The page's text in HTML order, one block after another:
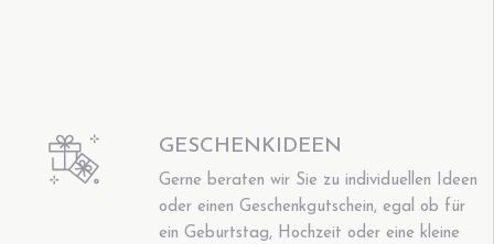
GESCHENKIDEEN
Gerne beraten wir Sie zu individuellen Ideen
oder einen Geschenkgutschein, egal ob für
ein Geburtstag, Hochzeit oder eine kleine